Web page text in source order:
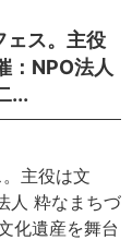
ェス。主役
：NPO法人
...
主役は文
人 粋なまちづ
化遺産を舞台